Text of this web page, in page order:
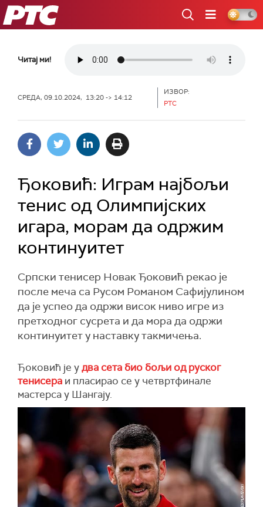
РТС
Читај ми!
СРЕДА, 09.10.2024, 13:20 -> 14:12
ИЗВОР:
РТС
Ђоковић: Играм најбољи
тенис од Олимпијских
игара, морам да одржим
континуитет
Српски тенисер Новак Ђоковић рекао је
после меча са Русом Романом Сафијулином
да је успео да одржи висок ниво игре из
претходног сусрета и да мора да одржи
континуитет у наставку такмичења.
Ђоковић је удва сета био бољи од руског
тенисера и пласирао се у четвртфинале
мастерса у Шангају.